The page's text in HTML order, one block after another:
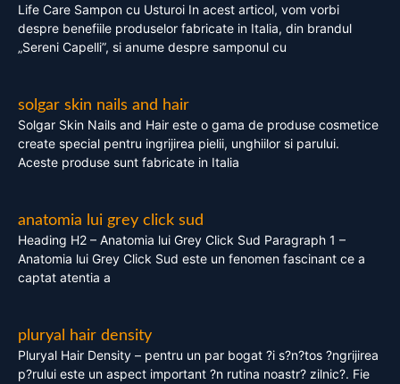
Life Care Sampon cu Usturoi In acest articol, vom vorbi
despre benefiile produselor fabricate in Italia, din brandul
„Sereni Capelli”, si anume despre samponul cu
solgar skin nails and hair
Solgar Skin Nails and Hair este o gama de produse cosmetice
create special pentru ingrijirea pielii, unghiilor si parului.
Aceste produse sunt fabricate in Italia
anatomia lui grey click sud
Heading H2 – Anatomia lui Grey Click Sud Paragraph 1 –
Anatomia lui Grey Click Sud este un fenomen fascinant ce a
captat atentia a
pluryal hair density
Pluryal Hair Density – pentru un par bogat ?i s?n?tos ?ngrijirea
p?rului este un aspect important ?n rutina noastr? zilnic?. Fie